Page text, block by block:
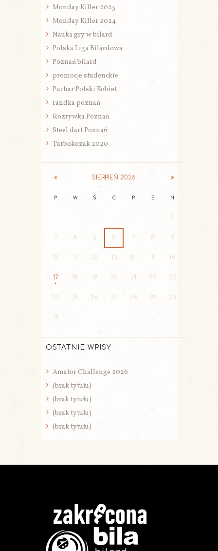
Monday Killer 2023
Monday Killer 2024
Nauka gry w bilard
Polska Liga Bilardowa
Poznań bilard
promocje studenckie
Puchar Polski Kobiet
randka poznań
Rozrywka Poznań
Steel dart Poznań
Turbokozak 2020
SIERPIEŃ 2026
P W Ś C P S N
2
3 4 5 6 7 8 9
10 11 12 13 14 15 16
17 18 19 20 21 22 23
24 25 26 27 28 29 30
31
OSTATNIE WPISY
Amator Challenge 2026
(brak tytułu)
(brak tytułu)
(brak tytułu)
(brak tytułu)